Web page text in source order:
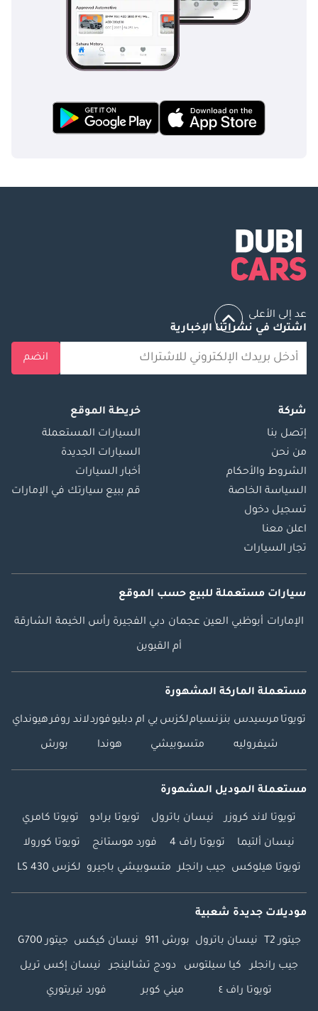
عزل حراري بنسبة
الداخلية: طبقة حماية
غير مرئية لجلد ألكانتارا
والأسطح الفاخرة
بارك لين موتورز •
جرين كوميونيتي، دبي •
ساعات العمل: 9:00
صباحًا - 9:00 مساءً
________________________________________
ما هي مزايا بارك لين؟
دفعة أولى: مسارات
تمويل مصممة
خصيصًا من بنك دبي
الإسلامي وبنك
الإمارات دبي الوطني.
٤. ضمان إعادة الشراء
المدى الطويل.
________________________________________
ملكية فورية.
عد إلى الأعلى
اشترك في نشراتنا الإخبارية
انضم
شركة
إتصل بنا
من نحن
الشروط والأحكام
السياسة الخاصة
تسجيل دخول
اعلن معنا
تجار السيارات
خريطة الموقع
السيارات المستعملة
السيارات الجديدة
أخبار السيارات
قم ببيع سيارتك في الإمارات
سيارات مستعملة للبيع حسب الموقع
الإمارات أبوظبي العين عجمان دبي الفجيرة رأس الخيمة الشارقة
أم القيوين
مستعملة الماركة المشهورة
تويوتا مرسيدس بنزنسياملكزس بي ام دبليوفوردلاند روفرهيونداي
شيفروليه متسوبيشي هوندا بورش
مستعملة الموديل المشهورة
تويوتا لاند كروزر نيسان باترول تويوتا برادو تويوتا كامري
نيسان ألتيما تويوتا راف 4 فورد موستانج تويوتا كورولا
تويوتا هيلوكس جيب رانجلر متسوبيشي باجيرو لكزس LS 430
موديلات جديدة شعبية
جيتور T2 نيسان باترول بورش 911 نيسان كيكس جيتور G700
جيب رانجلر كيا سيلتوس دودج تشالينجر نيسان إكس تريل
تويوتا راف ٤ ميني كوبر فورد تيريتوري